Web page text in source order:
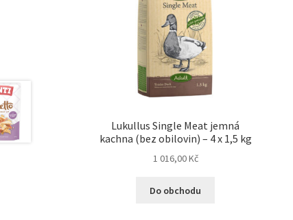
Lukullus Single Meat jemná
kachna (bez obilovin) – 4 x 1,5 kg
1 016,00Kč
Do obchodu